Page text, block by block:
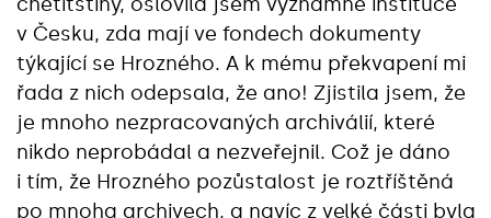
v Česku, zda mají ve fondech dokumenty
týkající se Hrozného. A k mému překvapení mi
řada z nich odepsala, že ano! Zjistila jsem, že
je mnoho nezpracovaných archiválií, které
nikdo neprobádal a nezveřejnil. Což je dáno
i tím, že Hrozného pozůstalost je roztříštěná
po mnoha archivech, a navíc z velké části byla